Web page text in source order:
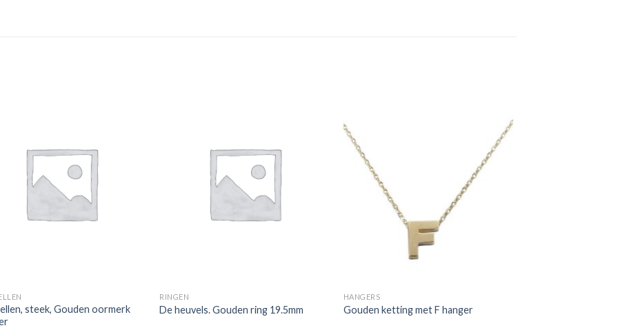
steek, Gouden oormerk
RINGEN
De heuvels. Gouden ring 19.5mm
HANGERS
Gouden ketting met F hanger